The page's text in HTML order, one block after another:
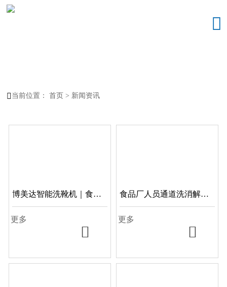

 当前位置： 首页 > 新闻资讯
博美达智能洗靴机｜食品
车间洁净入口，人员清洗
消毒解决方案
更多

食品厂人员通道洗消解决
方案
更多
